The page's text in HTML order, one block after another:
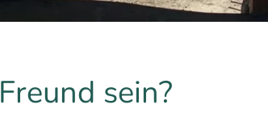
sein?